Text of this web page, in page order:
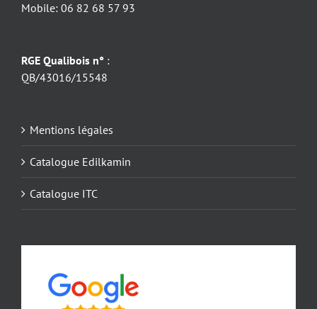
Mobile: 06 82 68 57 93
RGE Qualibois n° :
QB/43016/15548
Mentions légales
Catalogue Edilkamin
Catalogue ITC